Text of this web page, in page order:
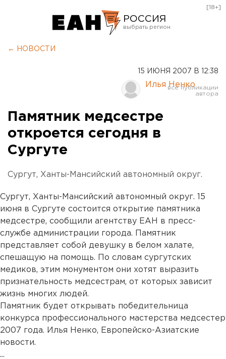
РОССИЯ
Курган
Оренбург
[18+]
← НОВОСТИ
15 ИЮНЯ 2007 В 12:38
Илья Ненко
Памятник медсестре
откроется сегодня в
Сургуте
Сургут, Ханты-Мансийский автономный округ.
Сургут, Ханты-Мансийский автономный округ. 15
июня в Сургуте состоится открытие памятника
медсестре, сообщили агентству ЕАН в пресс-
службе администрации города. Памятник
представляет собой девушку в белом халате,
спешащую на помощь. По словам сургутских
медиков, этим монументом они хотят выразить
признательность медсестрам, от которых зависит
жизнь многих людей.
Памятник будет открывать победительница
конкурса профессионального мастерства медсестер
2007 года. Илья Ненко, Европейско-Азиатские
новости.
...